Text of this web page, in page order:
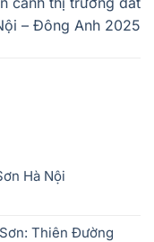
– Đông Anh 2025
Hà Nội
Thiên Đường